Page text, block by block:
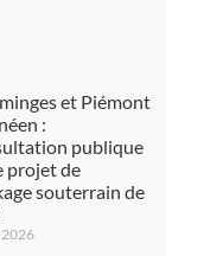
et Piémont
:
publique
projet de
souterrain de
2026